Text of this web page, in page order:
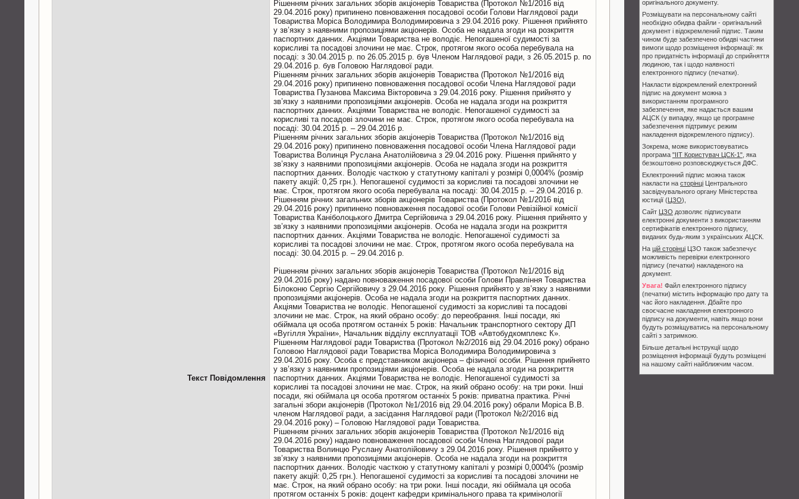
Текст Повідомлення
Рiшенням річних загальних зборів акціонерів Товариства (Протокол №1/2016 вiд
29.04.2016 року) припинено повноваження посадової особи Голови Наглядової ради
Товариства Моріса Володимира Володимировича з 29.04.2016 року. Рішення прийнято
у зв’язку з наявними пропозиціями акціонерів. Особа не надала згоди на розкриття
паспортних данних. Акціями Товариства не володіє. Непогашеної судимостi за
корисливi та посадовi злочини не має. Cтрок, протягом якого особа перебувала на
посадi: з 30.04.2015 р. по 26.05.2015 р. був Членом Наглядової ради, з 26.05.2015 р. по
29.04.2016 р. був Головою Наглядової ради.
Рiшенням річних загальних зборів акціонерів Товариства (Протокол №1/2016 вiд
29.04.2016 року) припинено повноваження посадової особи Члена Наглядової ради
Товариства Пузанова Максима Вікторовича з 29.04.2016 року. Рішення прийнято у
зв’язку з наявними пропозиціями акціонерів. Особа не надала згоди на розкриття
паспортних данних. Акціями Товариства не володіє. Непогашеної судимостi за
корисливi та посадовi злочини не має. Cтрок, протягом якого особа перебувала на
посадi: 30.04.2015 р. – 29.04.2016 р.
Рiшенням річних загальних зборів акціонерів Товариства (Протокол №1/2016 вiд
29.04.2016 року) припинено повноваження посадової особи Члена Наглядової ради
Товариства Волинця Руслана Анатолійовича з 29.04.2016 року. Рішення прийнято у
зв’язку з наявними пропозиціями акціонерів. Особа не надала згоди на розкриття
паспортних данних. Володіє часткою у статутному капіталі у розмірі 0,0004% (розмір
пакету акцій: 0,25 грн.). Непогашеної судимостi за корисливi та посадовi злочини не
має. Cтрок, протягом якого особа перебувала на посадi: 30.04.2015 р. – 29.04.2016 р.
Рiшенням річних загальних зборів акціонерів Товариства (Протокол №1/2016 вiд
29.04.2016 року) припинено повноваження посадової особи Голови Ревізійної комісії
Товариства Каніболоцького Дмитра Сергійовича з 29.04.2016 року. Рішення прийнято у
зв’язку з наявними пропозиціями акціонерів. Особа не надала згоди на розкриття
паспортних данних. Акціями Товариства не володіє. Непогашеної судимостi за
корисливi та посадовi злочини не має. Cтрок, протягом якого особа перебувала на
посадi: 30.04.2015 р. – 29.04.2016 р.
Рiшенням річних загальних зборів акціонерів Товариства (Протокол №1/2016 вiд
29.04.2016 року) надано повноваження посадової особи Голови Правлiння Товариства
Білоконю Сергію Сергійовичу з 29.04.2016 року. Рішення прийнято у зв’язку з наявними
пропозиціями акціонерів. Особа не надала згоди на розкриття паспортних данних.
Акціями Товариства не володіє. Непогашеної судимостi за корисливi та посадовi
злочини не має. Cтрок, на який обрано особу: до переобрання. Iншi посади, якi
обiймала ця особа протягом останніх 5 років: Начальник транспортного сектору ДП
«Вугілля України», Начальник відділу експлуатації ТОВ «Автобудкомплекс К».
Рiшенням Наглядової ради Товариства (Протокол №2/2016 вiд 29.04.2016 року) обрано
Головою Наглядової ради Товариства Моріса Володимира Володимировича з
29.04.2016 року. Особа є представником акціонера – фізичної особи. Рішення прийнято
у зв’язку з наявними пропозиціями акціонерів. Особа не надала згоди на розкриття
паспортних данних. Акціями Товариства не володіє. Непогашеної судимостi за
корисливi та посадовi злочини не має. Cтрок, на який обрано особу: на три роки. Iншi
посади, якi обiймала ця особа протягом останніх 5 років: приватна практика. Річні
загальні збори акціонерів (Протокол №1/2016 вiд 29.04.2016 року) обрали Моріса В.В.
членом Наглядової ради, а засідання Наглядової ради (Протокол №2/2016 вiд
29.04.2016 року) – Головою Наглядової ради Товариства.
Рiшенням річних загальних зборів акціонерів Товариства (Протокол №1/2016 вiд
29.04.2016 року) надано повноваження посадової особи Члена Наглядової ради
Товариства Волинцю Руслану Анатолійовичу з 29.04.2016 року. Рішення прийнято у
зв’язку з наявними пропозиціями акціонерів. Особа не надала згоди на розкриття
паспортних данних. Володіє часткою у статутному капіталі у розмірі 0,0004% (розмір
пакету акцій: 0,25 грн.). Непогашеної судимостi за корисливi та посадовi злочини не
має. Cтрок, на який обрано особу: на три роки. Iншi посади, якi обiймала ця особа
протягом останніх 5 років: доцент кафедри кримінального права та кримінології
оригінального документу.
Розміщувати на персональному сайті
необхідно обидва файли - оригінальний
документ і відокремлений підпис. Таким
чином буде забезпечено обидві частини
вимоги щодо розміщення інформації: як
про придатність інформації до сприйняття
людиною, так і щодо наявності
електронного підпису (печатки).
Накласти відокремлений електронний
підпис на документ можна з
використанням програмного
забезпечення, яке надається вашим
АЦСК (у випадку, якщо це програмне
забезпечення підтримує режим
накладення відокремленого підпису).
Зокрема, може використовуватись
програма "ІІТ Користувач ЦСК-1" , яка
безкоштовно розповсюджується ДФС.
Еклектронний підпис можна також
накласти на сторінці Центрального
засвідчувального органу Міністерства
юстиції (ЦЗО),
Сайт ЦЗО дозволяє підписувати
електронні документи з використанням
сертифікатів електронного підпису,
виданих будь-яким з українських АЦСК.
На цій сторінці ЦЗО також забезпечує
можливість перевірки електронного
підпису (печатки) накладеного на
документ.
Увага! Файл електронного підпису
(печатки) містить інформацію про дату та
час його накладення. Дбайте про
своєчасне накладення електронного
підпису на документи, навіть якщо вони
будуть розміщуватись на персональному
сайті з затримкою.
Більше детальні інструкції щодо
розміщення інформації будуть розміщені
на нашому сайті найближчим часом.